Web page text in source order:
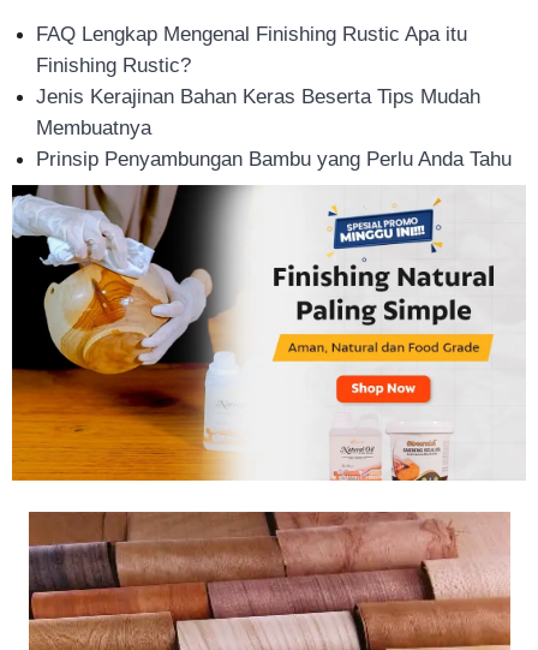
Tahan
Lama
FAQ Lengkap Mengenal Finishing Rustic Apa itu
Finishing Rustic?
Jenis Kerajinan Bahan Keras Beserta Tips Mudah
Membuatnya
Prinsip Penyambungan Bambu yang Perlu Anda Tahu